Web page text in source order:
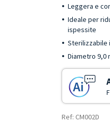
Leggera e
Ideale per
ispessite
Sterilizzabile
Diametro 9,0
Ref: CM002D